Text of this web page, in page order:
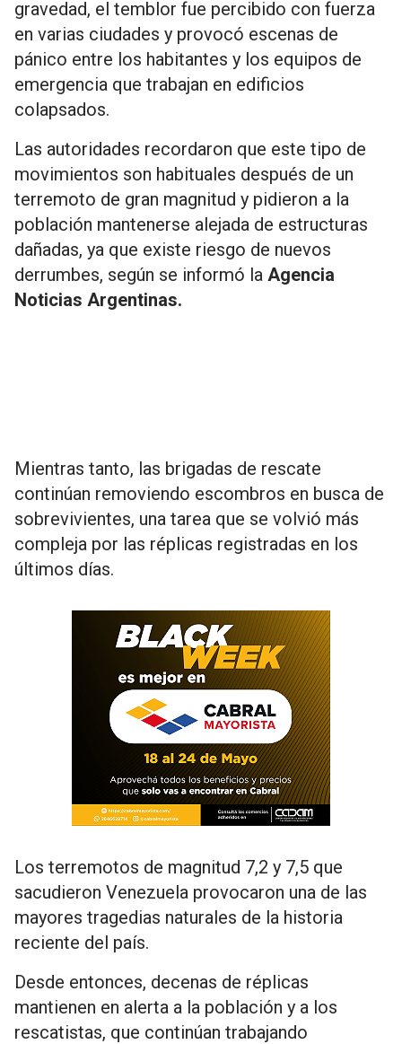
gravedad, el temblor fue percibido con fuerza
en varias ciudades y provocó escenas de
pánico entre los habitantes y los equipos de
emergencia que trabajan en edificios
colapsados.
Las autoridades recordaron que este tipo de
movimientos son habituales después de un
terremoto de gran magnitud y pidieron a la
población mantenerse alejada de estructuras
dañadas, ya que existe riesgo de nuevos
derrumbes, según se informó la Agencia
Noticias Argentinas.
Mientras tanto, las brigadas de rescate
continúan removiendo escombros en busca de
sobrevivientes, una tarea que se volvió más
compleja por las réplicas registradas en los
últimos días.
Los terremotos de magnitud 7,2 y 7,5 que
sacudieron Venezuela provocaron una de las
mayores tragedias naturales de la historia
reciente del país.
Desde entonces, decenas de réplicas
mantienen en alerta a la población y a los
rescatistas, que continúan trabajando